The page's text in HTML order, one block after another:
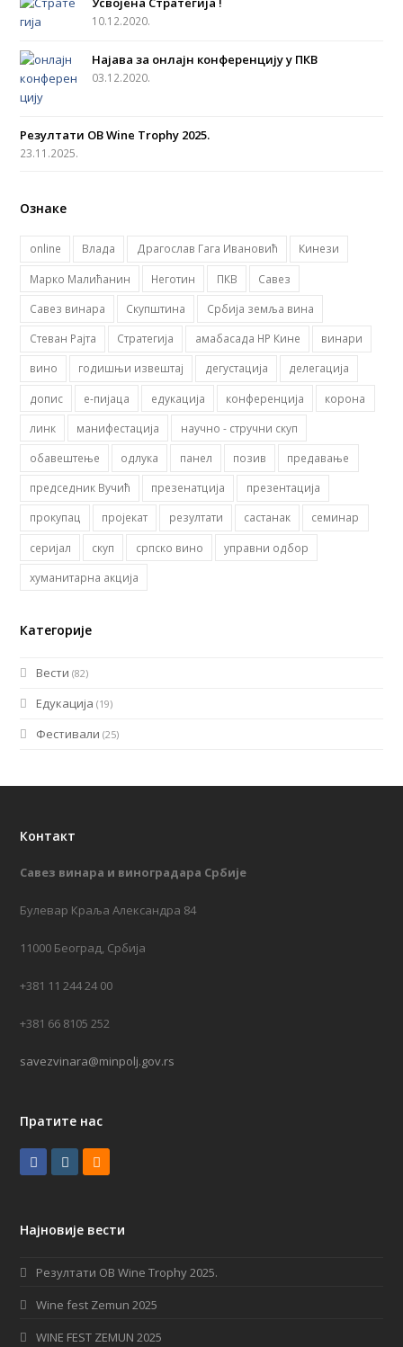
o
k
a
m
b
e
10.12.2020.
Најава за онлајн конференцију у ПКВ
03.12.2020.
Резултати OB Wine Trophy 2025.
23.11.2025.
Ознаке
online Влада Драгослав Гага Ивановић
Кинези
Марко Малићанин
Неготин ПКВ
Савез
Савез винара
Скупштина
Србија земља вина
Стеван Рајта
Стратегија амабасада НР Кине
винари
вино
годишњи извештај дегустација
делегација
допис
е-пијаца едукација конференција
корона
линк
манифестација
научно - стручни скуп
обавештење
одлука панел позив
предавање
председник Вучић
презенатција
презентација
прокупац
пројекат резултати састанак
семинар
серијал
скуп српско вино
управни одбор
хуманитарна акција
Категорије
Вести (82)
Едукација (19)
Фестивали (25)
Контакт
Савез винара и виноградара Србије
Булевар Краља Александра 84
11000 Београд, Србија
+381 11 244 24 00
+381 66 8105 252
savezvinara@minpolj.gov.rs
Пратите нас
e
b
o
t
a
g
Најновије вести
Резултати OB Wine Trophy 2025.
Wine fest Zemun 2025
WINE FEST ZEMUN 2025